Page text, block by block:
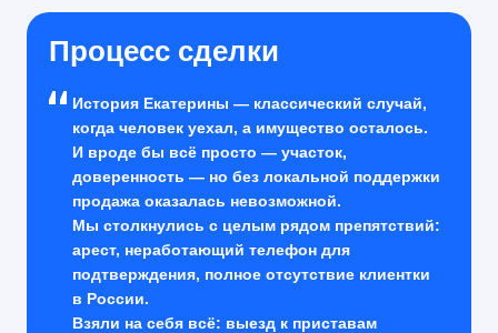
Процесс сделки
История Екатерины — классический случай,
когда человек уехал, а имущество осталось.
И вроде бы всё просто — участок,
доверенность — но без локальной поддержки
продажа оказалась невозможной.
Мы столкнулись с целым рядом препятствий:
арест, неработающий телефон для
подтверждения, полное отсутствие клиентки
в России.
Взяли на себя всё: выезд к приставам